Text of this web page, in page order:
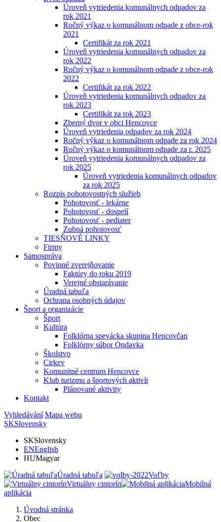
Úroveň vytriedenia komunálnych odpadov za
rok 2021
Ročný výkaz o komunálnom odpade z obce-rok
2021
Certifikát za rok 2021
Úroveň vytriedenia komunálnych odpadov za
rok 2022
Ročný výkaz o komunálnom odpade z obce-rok
2022
Certifikát za rok 2022
Úroveň vytriedenia komunálnych odpadov za
rok 2023
Certifikát za rok 2023
Zberný dvor v obci Hencovce
Úroveň vytriedenia odpadov za rok 2024
Ročný výkaz o komunálnom odpade za rok 2024
Ročný výkaz o komunálnom odpade za r. 2025
Úroveň vytriedenia komunálnych odpadov za
rok 2025
Úroveň vytriedenia komunálnych odpadov
za rok 2025
Rozpis pohotovostných služieb
Pohotovosť - lekárne
Pohotovosť - dospelí
Pohotovosť - pediater
Zubná pohotovosť
TIESŇOVÉ LINKY
Firmy
Samospráva
Povinné zverejňovanie
Faktúry do roku 2019
Verejné obstarávanie
Úradná tabuľa
Ochrana osobných údajov
Šport a organizácie
Šport
Kultúra
Folklórna spevácka skupina Hencovčan
Folklórny súbor Ondavka
Školstvo
Cirkev
Komunitné centrum Hencovce
Klub turizmu a športových aktivít
Plánované aktivity
Kontakt
Vyhledávání Mapa webu
SKSlovensky
SKSlovensky
ENEnglish
HUMagyar
Úradná tabuľa
Voľby
Virtuálny cintorín
Mobilná
aplikácia
Úvodná stránka
Obec